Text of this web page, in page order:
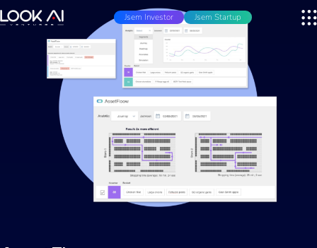
Jsem Investor Jsem Startup